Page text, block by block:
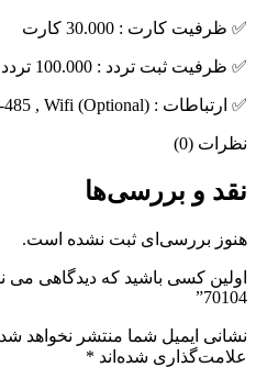
✅ ظرفیت کارت : 30.000 کارت
✅ ظرفیت ثبت تردد : 100.000 تردد
✅ ارتباطات : TCP/IP , RS-485 , Wifi (Optional)
نظرات (0)
نقد و بررسی‌ها
هنوز بررسی‌ای ثبت نشده است.
70104”
نشانی ایمیل شما منتشر نخواهد
علامت‌گذاری شده‌اند *